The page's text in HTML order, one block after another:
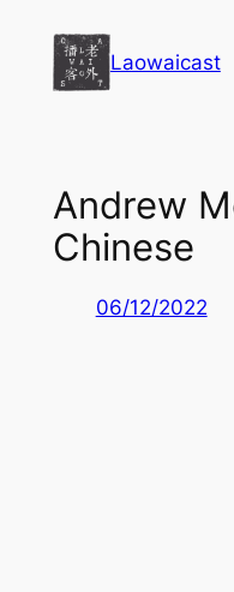
содержимому
Laowaicast
Andrew
Chinese
06/12/2022